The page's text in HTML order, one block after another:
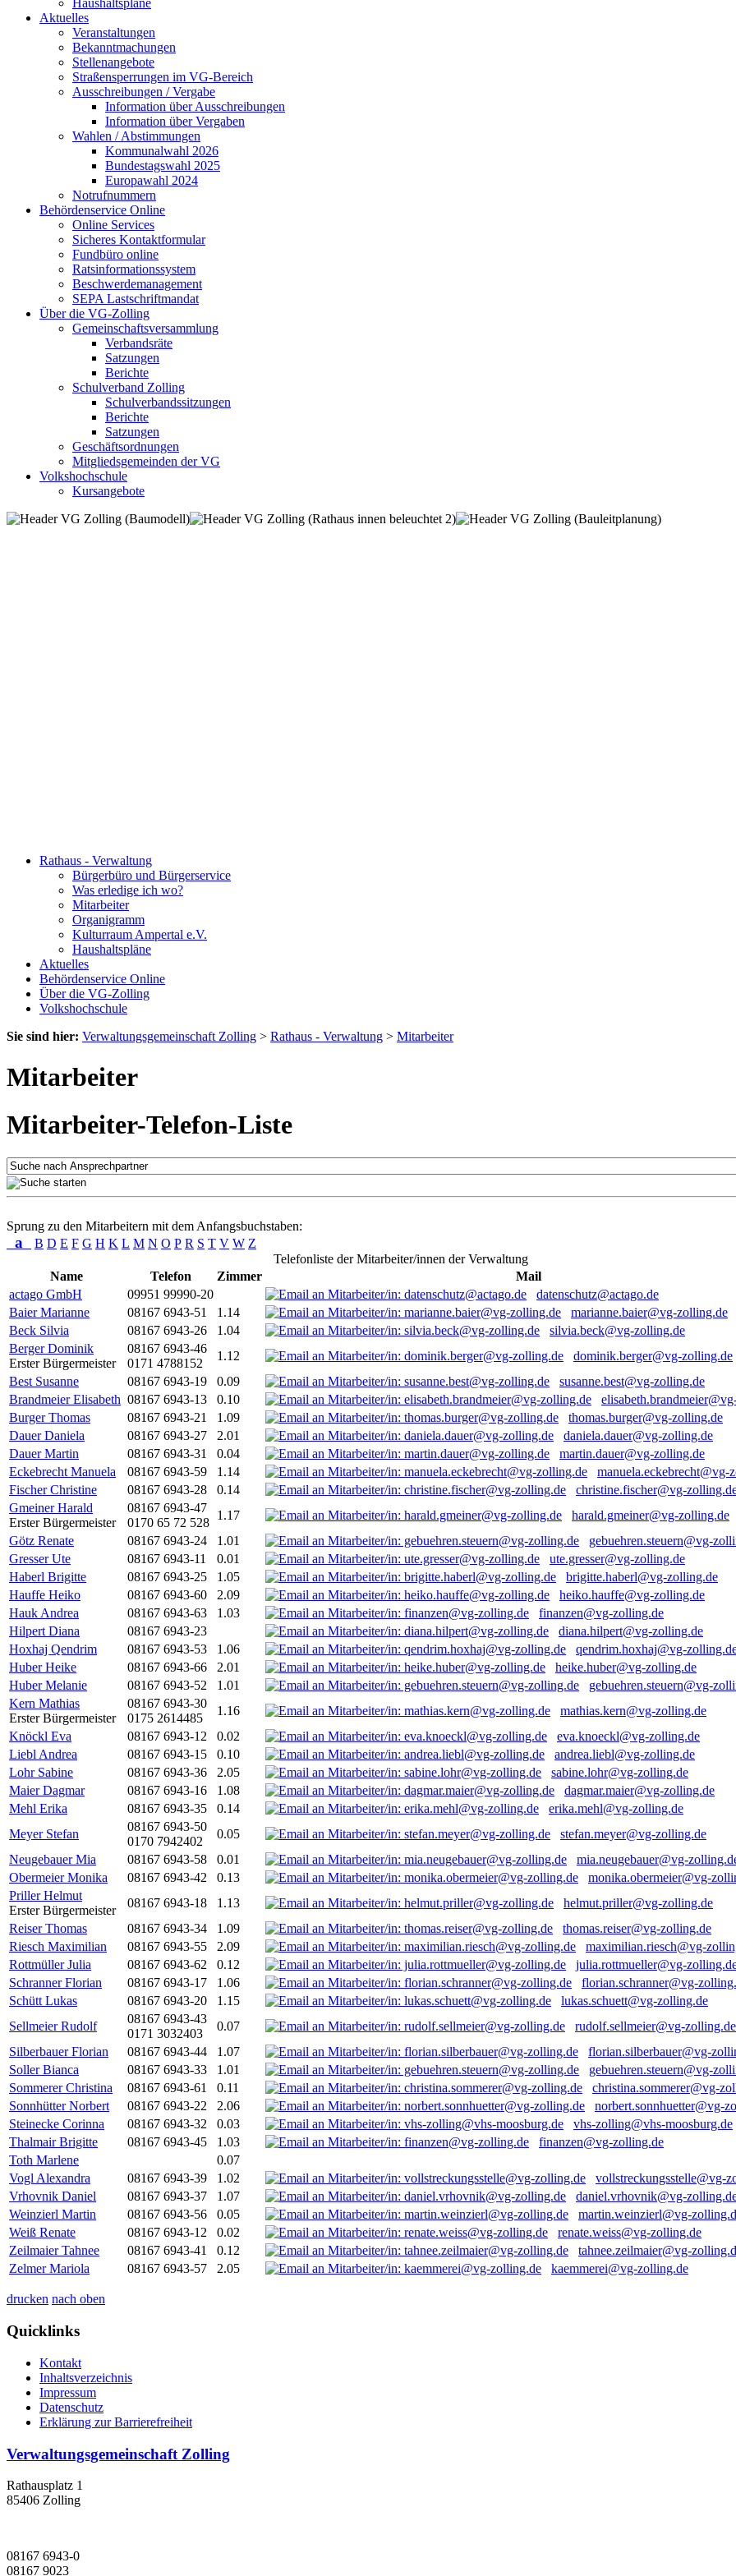
Haushaltspläne
Aktuelles
Veranstaltungen
Bekanntmachungen
Stellenangebote
Straßensperrungen im VG-Bereich
Ausschreibungen / Vergabe
Information über Ausschreibungen
Information über Vergaben
Wahlen / Abstimmungen
Kommunalwahl 2026
Bundestagswahl 2025
Europawahl 2024
Notrufnummern
Behördenservice Online
Online Services
Sicheres Kontaktformular
Fundbüro online
Ratsinformationssystem
Beschwerdemanagement
SEPA Lastschriftmandat
Über die VG-Zolling
Gemeinschaftsversammlung
Verbandsräte
Satzungen
Berichte
Schulverband Zolling
Schulverbandssitzungen
Berichte
Satzungen
Geschäftsordnungen
Mitgliedsgemeinden der VG
Volkshochschule
Kursangebote
Rathaus - Verwaltung
Bürgerbüro und Bürgerservice
Was erledige ich wo?
Mitarbeiter
Organigramm
Kulturraum Ampertal e.V.
Haushaltspläne
Aktuelles
Behördenservice Online
Über die VG-Zolling
Volkshochschule
Sie sind hier: Verwaltungsgemeinschaft Zolling > Rathaus - Verwaltung > Mitarbeiter
Mitarbeiter
Mitarbeiter-Telefon-Liste
Sprung zu den Mitarbeitern mit dem Anfangsbuchstaben:
a B D E F G H K L M N O P R S T V W Z
Telefonliste der Mitarbeiter/innen der Verwaltung
Name
Telefon Zimmer
Mail
actago GmbH
09951 99990-20
datenschutz@actago.de
Baier Marianne
08167 6943-51 1.14
marianne.baier@vg-zolling.de
Beck Silvia
08167 6943-26 1.04
silvia.beck@vg-zolling.de
Berger Dominik
Erster Bürgermeister
08167 6943-46
0171 4788152
1.12
dominik.berger@vg-zolling.de
Best Susanne
08167 6943-19 0.09
susanne.best@vg-zolling.de
Brandmeier Elisabeth 08167 6943-13 0.10
Burger Thomas
08167 6943-21 1.09
thomas.burger@vg-zolling.de
Dauer Daniela
08167 6943-27 2.01
daniela.dauer@vg-zolling.de
Dauer Martin
08167 6943-31 0.04
martin.dauer@vg-zolling.de
Eckebrecht Manuela
08167 6943-59 1.14
manuela.eckebrecht@vg-
Fischer Christine
08167 6943-28 0.14
christine.fischer@vg-
Gmeiner Harald
Erster Bürgermeister
08167 6943-47
0170 65 72 528
1.17
harald.gmeiner@vg-zolling.de
Götz Renate
08167 6943-24 1.01
gebuehren.steuern@vg-
Gresser Ute
08167 6943-11 0.01
ute.gresser@vg-zolling.de
Haberl Brigitte
08167 6943-25 1.05
brigitte.haberl@vg-zolling.de
Hauffe Heiko
08167 6943-60 2.09
heiko.hauffe@vg-zolling.de
Hauk Andrea
08167 6943-63 1.03
finanzen@vg-zolling.de
Hilpert Diana
08167 6943-23
diana.hilpert@vg-zolling.de
Hoxhaj Qendrim
08167 6943-53 1.06
qendrim.hoxhaj@vg-
Huber Heike
08167 6943-66 2.01
heike.huber@vg-zolling.de
Huber Melanie
08167 6943-52 1.01
gebuehren.steuern@vg-
Kern Mathias
Erster Bürgermeister
08167 6943-30
0175 2614485
1.16
mathias.kern@vg-zolling.de
Knöckl Eva
08167 6943-12 0.02
eva.knoeckl@vg-zolling.de
Liebl Andrea
08167 6943-15 0.10
andrea.liebl@vg-zolling.de
Lohr Sabine
08167 6943-36 2.05
sabine.lohr@vg-zolling.de
Maier Dagmar
08167 6943-16 1.08
dagmar.maier@vg-zolling.de
Mehl Erika
08167 6943-35 0.14
erika.mehl@vg-zolling.de
Meyer Stefan
08167 6943-50
0170 7942402
0.05
stefan.meyer@vg-zolling.de
Neugebauer Mia
08167 6943-58 0.01
mia.neugebauer@vg-
Obermeier Monika
08167 6943-42 0.13
monika.obermeier@vg-
Priller Helmut
Erster Bürgermeister
08167 6943-18 1.13
helmut.priller@vg-zolling.de
Reiser Thomas
08167 6943-34 1.09
thomas.reiser@vg-zolling.de
Riesch Maximilian
08167 6943-55 2.09
maximilian.riesch@vg-
Rottmüller Julia
08167 6943-62 0.12
julia.rottmueller@vg-
Schranner Florian
08167 6943-17 1.06
florian.schranner@vg-
Schütt Lukas
08167 6943-20 1.15
lukas.schuett@vg-zolling.de
Sellmeier Rudolf
08167 6943-43
0171 3032403
0.07
rudolf.sellmeier@vg-zolling.de
Silberbauer Florian
08167 6943-44 1.07
florian.silberbauer@vg-
Soller Bianca
08167 6943-33 1.01
gebuehren.steuern@vg-
Sommerer Christina
08167 6943-61 0.11
christina.sommerer@vg-
Sonnhütter Norbert
08167 6943-22 2.06
norbert.sonnhuetter@vg-
Steinecke Corinna
08167 6943-32 0.03
vhs-zolling@vhs-moosburg.de
Thalmair Brigitte
08167 6943-45 1.03
finanzen@vg-zolling.de
Toth Marlene
0.07
Vogl Alexandra
08167 6943-39 1.02
vollstreckungsstelle@vg-
Vrhovnik Daniel
08167 6943-37 1.07
daniel.vrhovnik@vg-
Weinzierl Martin
08167 6943-56 0.05
martin.weinzierl@vg-
Weiß Renate
08167 6943-12 0.02
renate.weiss@vg-zolling.de
Zeilmaier Tahnee
08167 6943-41 0.12
tahnee.zeilmaier@vg-
Zelmer Mariola
08167 6943-57 2.05 kaemmerei@vg-zolling.de
drucken nach oben
Quicklinks
Kontakt
Inhaltsverzeichnis
Impressum
Datenschutz
Erklärung zur Barrierefreiheit
Verwaltungsgemeinschaft Zolling
Rathausplatz 1
85406 Zolling
08167 6943-0
08167 9023